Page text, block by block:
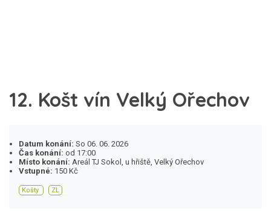
12. Košt vín Velký Ořechov
Datum konání: So 06. 06. 2026
Čas konání: od 17:00
Místo konání: Areál TJ Sokol, u hřiště, Velký Ořechov
Vstupné: 150 Kč
Košty ZL